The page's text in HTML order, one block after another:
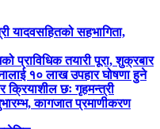
यादवसहितको सहभागिता,
प्राविधिक तयारी पूरा, शुक्रबार
१० लाख उपहार घोषणा हुने
क्रियाशील छः गृहमन्त्री
कागजात प्रमाणीकरण